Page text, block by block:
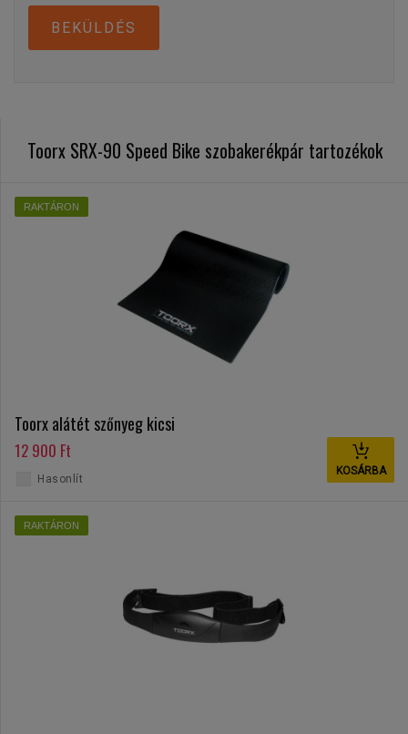
BEKÜLDÉS
Toorx SRX-90 Speed Bike szobakerékpár tartozékok
RAKTÁRON
Toorx alátét szőnyeg kicsi
12 900 Ft
KOSÁRBA
Hasonlít
RAKTÁRON